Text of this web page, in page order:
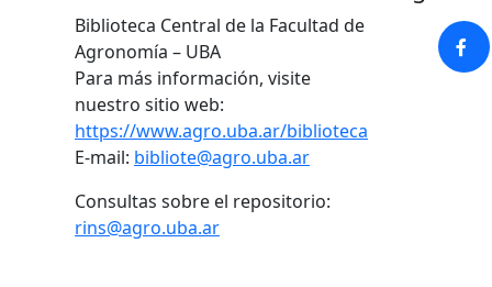
Biblioteca Central de la Facultad de
Agronomía – UBA
Para más información, visite
nuestro sitio web:
https://www.agro.uba.ar/biblioteca
E-mail: bibliote@agro.uba.ar
Consultas sobre el repositorio:
rins@agro.uba.ar